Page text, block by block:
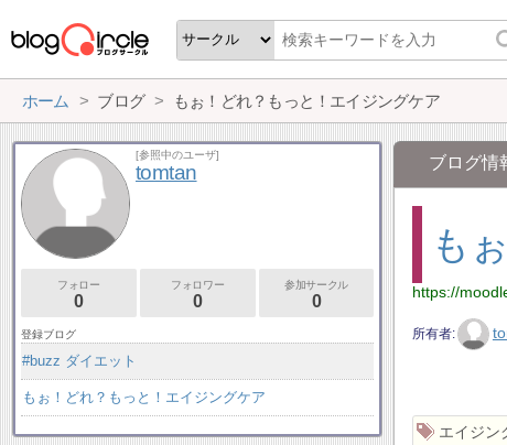
ホーム ブログ もぉ！どれ？もっと！エイジングケア
ブログ情
も
https://
所有者
エイジン
[参照中のユーザ]
tomtan
フォロー
0
フォロワー
0
参加サークル
0
登録ブログ
#buzz ダイエット
もぉ！どれ？もっと！エイジングケア